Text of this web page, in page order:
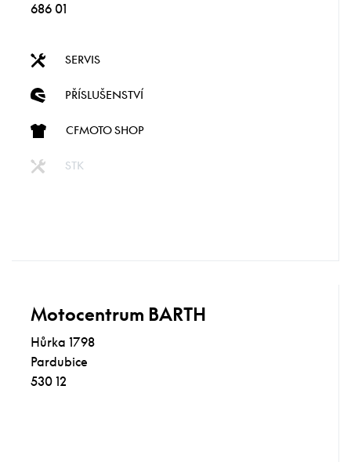
686 01
SERVIS
PŘÍSLUŠENSTVÍ
CFMOTO SHOP
STK
Motocentrum BARTH
Hůrka 1798
Pardubice
530 12